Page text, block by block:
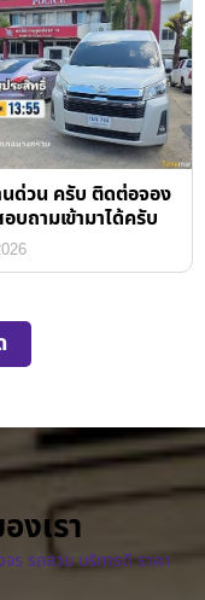
ด่วน ครับ ติดต่อจอง
บถามเข้ามาได้ครับ
งเรา
ร รถสวย บริการดี ราคา